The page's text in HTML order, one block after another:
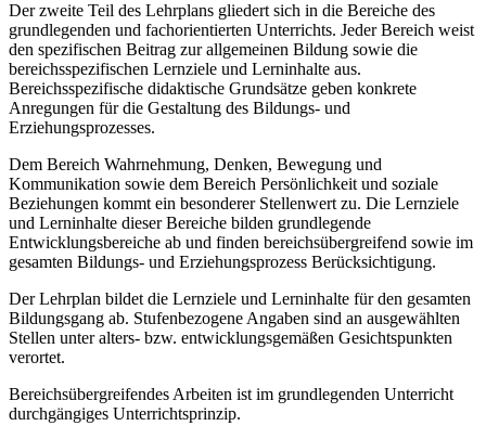
Der zweite Teil des Lehrplans gliedert sich in die Bereiche des
grundlegenden und fachorientierten Unterrichts. Jeder Bereich weist
den spezifischen Beitrag zur allgemeinen Bildung sowie die
bereichsspezifischen Lernziele und Lerninhalte aus.
Bereichsspezifische didaktische Grundsätze geben konkrete
Anregungen für die Gestaltung des Bildungs- und
Erziehungsprozesses.
Dem Bereich Wahrnehmung, Denken, Bewegung und
Kommunikation sowie dem Bereich Persönlichkeit und soziale
Beziehungen kommt ein besonderer Stellenwert zu. Die Lernziele
und Lerninhalte dieser Bereiche bilden grundlegende
Entwicklungsbereiche ab und finden bereichsübergreifend sowie im
gesamten Bildungs- und Erziehungsprozess Berücksichtigung.
Der Lehrplan bildet die Lernziele und Lerninhalte für den gesamten
Bildungsgang ab. Stufenbezogene Angaben sind an ausgewählten
Stellen unter alters- bzw. entwicklungsgemäßen Gesichtspunkten
verortet.
Bereichsübergreifendes Arbeiten ist im grundlegenden Unterricht
durchgängiges Unterrichtsprinzip.